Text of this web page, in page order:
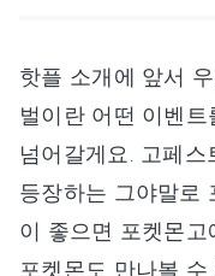
핫플 소개에 앞서
벌이란 어떤 이벤
넘어갈게요. 고페
등장하는 그야말로
이 좋으면 포켓몬
포켓몬도 만나볼 수